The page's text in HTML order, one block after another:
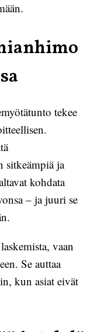
tekee
sitkeämpiä ja
kohdata
– ja juuri se
vaan
Se auttaa
kun asiat eivät